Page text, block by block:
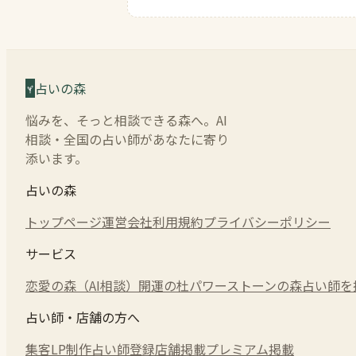
占いの森
悩みを、そっと相談できる森へ。AI
相談・全国の占い師があなたに寄り
添います。
占いの森
トップページ運営会社利用規約プライバシーポリシー
サービス
恋愛の森（AI相談） 開運の杜パワーストーンの森占い師
占い師・店舗の方へ
集客LP制作占い師登録店舗掲載プレミアム掲載